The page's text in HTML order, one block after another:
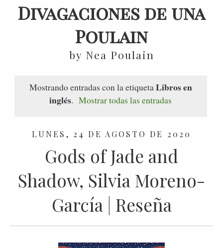
Divagaciones de una
Poulain
by Nea Poulain
Mostrando entradas con la etiquetaLibros en
inglés. Mostrar todas las entradas
LUNES, 24 DE AGOSTO DE 2020
Gods of Jade and
Shadow, Silvia Moreno-
García | Reseña